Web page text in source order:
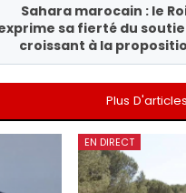
Sahara marocain : le
sa fierté du
croissant à la
Plus
EN DIRECT